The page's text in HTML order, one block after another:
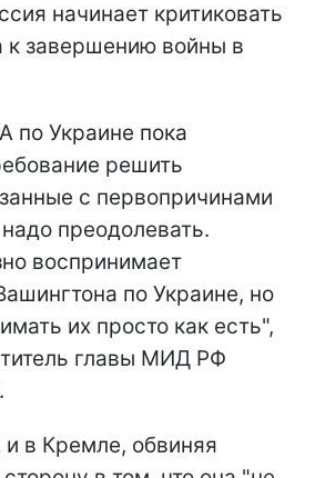
начинает критиковать
к завершению войны в
по Украине пока
решить
с первопричинами
преодолевать.
воспринимает
по Украине, но
их просто как есть",
главы МИД РФ
в Кремле, обвиняя